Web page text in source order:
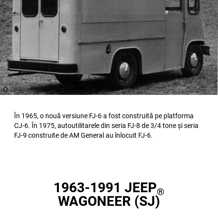
În 1965, o nouă versiune FJ-6 a fost construită pe platforma
CJ-6. În 1975, autoutilitarele din seria FJ-8 de 3/4 tone și seria
FJ-9 construite de AM General au înlocuit FJ-6.
(
Disclosure
1)
1963-1991 JEEP®
WAGONEER (SJ)